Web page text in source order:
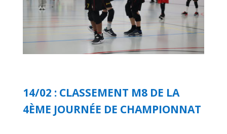
14/02 : CLASSEMENT M8 DE LA
4ÈME JOURNÉE DE CHAMPIONNAT